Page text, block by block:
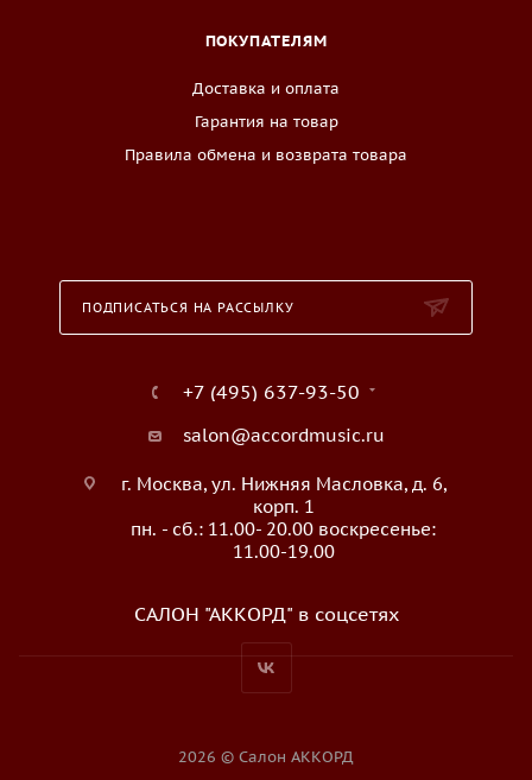
ПОКУПАТЕЛЯМ
Доставка и оплата
Гарантия на товар
Правила обмена и возврата товара
ПОДПИСАТЬСЯ НА РАССЫЛКУ
+7 (495) 637-93-50
salon@accordmusic.ru
г. Москва, ул. Нижняя Масловка, д. 6,
корп. 1
пн. - сб.: 11.00- 20.00 воскресенье:
11.00-19.00
САЛОН "АККОРД" в соцсетях
2026 © Салон АККОРД